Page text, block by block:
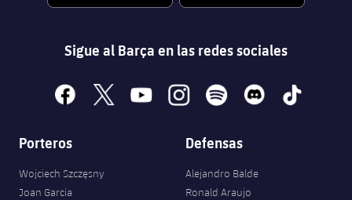
Sigue al Barça en las redes sociales
facebook
x youtubeinstagramspotify discord tiktok
Porteros
Wojciech Szczęsny
Joan Garcia
Defensas
Alejandro Balde
Ronald Araujo